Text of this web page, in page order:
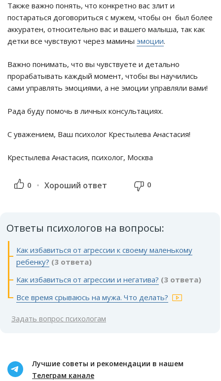
Также важно понять, что конкретно вас злит и
постараться договориться с мужем, чтобы он был более
аккуратен, относительно вас и вашего малыша, так как
детки все чувствуют через мамины эмоции.
Важно понимать, что вы чувствуете и детально
прорабатывать каждый момент, чтобы вы научились
сами управлять эмоциями, а не эмоции управляли вами!
Рада буду помочь в личных консультациях.
С уважением, Ваш психолог Крестылева Анастасия!
Крестылева Анастасия, психолог, Москва
0 Хороший ответ 0
Ответы психологов на вопросы:
Как избавиться от агрессии к своему маленькому
ребенку? (3 ответа)
Как избавиться от агрессии и негатива? (3 ответа)
Все время срываюсь на мужа. Что делать?
Задать вопрос психологам
Лучшие советы и рекомендации в нашем
Телеграм канале